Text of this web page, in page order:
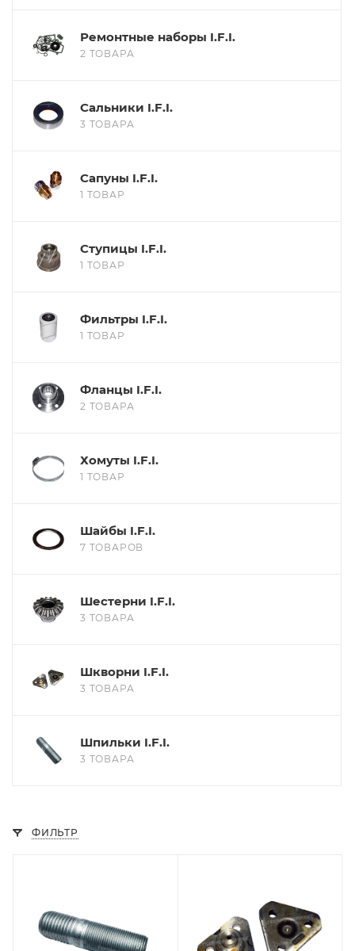
Ремонтные наборы I.F.I.
2 ТОВАРА
Сальники I.F.I.
3 ТОВАРА
Сапуны I.F.I.
1 ТОВАР
Ступицы I.F.I.
1 ТОВАР
Фильтры I.F.I.
1 ТОВАР
Фланцы I.F.I.
2 ТОВАРА
Хомуты I.F.I.
1 ТОВАР
Шайбы I.F.I.
7 ТОВАРОВ
Шестерни I.F.I.
3 ТОВАРА
Шкворни I.F.I.
3 ТОВАРА
Шпильки I.F.I.
3 ТОВАРА
ФИЛЬТР